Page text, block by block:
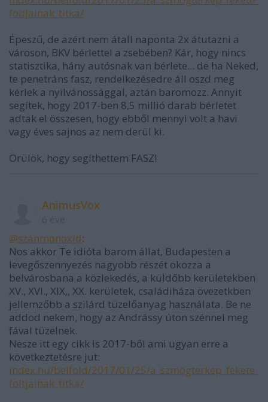
foltjainak_titka/
Épeszű, de azért nem átall naponta 2x átutazni a
városon, BKV bérlettel a zsebében? Kár, hogy nincs
statisztika, hány autósnak van bérlete... de ha Neked,
te penetráns fasz, rendelkezésedre áll oszd meg
kérlek a nyilvánossággal, aztán baromozz. Annyit
segítek, hogy 2017-ben 8,5 millió darab bérletet
adtak el összesen, hogy ebből mennyi volt a havi
vagy éves sajnos az nem derül ki.
Örülök, hogy segíthettem FASZ!
AnimusVox
@szánmonoxid:
Nos akkor Te idióta barom állat, Budapesten a
levegőszennyezés nagyobb részét okozza a
belvárosbana a közlekedés, a küldőbb kerületekben
XV., XVI., XIX,, XX. kerületek, családiháza övezetkben
jellemzőbb a szilárd tüzelőanyag használata. Be ne
addod nekem, hogy az Andrássy úton szénnel meg
fával tüzelnek.
Nesze itt egy cikk is 2017-ből ami ugyan erre a
következtetésre jut:
index.hu/belfold/2017/01/25/a_szmogterkep_fekete_
foltjainak_titka/